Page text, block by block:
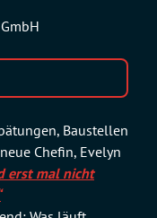
Baustellen
Chefin, Evelyn
erst mal nicht